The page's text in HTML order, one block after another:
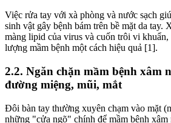
Việc rửa tay với xà phòng và nước sạch
sinh vật gây bệnh bám trên bề mặt da tay.
màng lipid của virus và cuốn trôi vi khuẩn,
lượng mầm bệnh một cách hiệu quả [1].
2.2. Ngăn chặn mầm bệnh xâm
đường miệng, mũi, mắt
Đôi bàn tay thường xuyên chạm vào mặt
những "cửa ngõ" chính để mầm bệnh